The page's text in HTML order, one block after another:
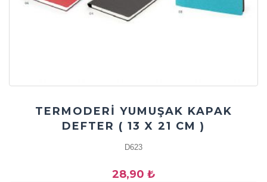
TERMODERİ YUMUŞAK KAPAK
DEFTER ( 13 X 21 CM )
D623
28,90 ₺